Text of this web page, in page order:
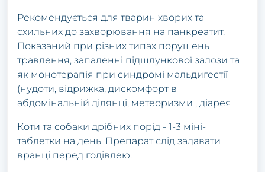
Рекомендується для тварин хворих та
схильних до захворювання на панкреатит.
Показаний при різних типах порушень
травлення, запаленні підшлункової залози та
як монотерапія при синдромі мальдигестії
(нудоти, відрижка, дискомфорт в
абдомінальній ділянці, метеоризми , діарея
Коти та собаки дрібних порід - 1-3 міні-
таблетки на день. Препарат слід задавати
вранці перед годівлею.